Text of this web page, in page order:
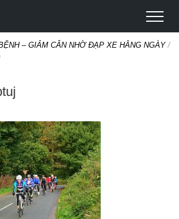
– GIẢM CÂN NHỜ ĐẠP XE HẰNG NGÀY/